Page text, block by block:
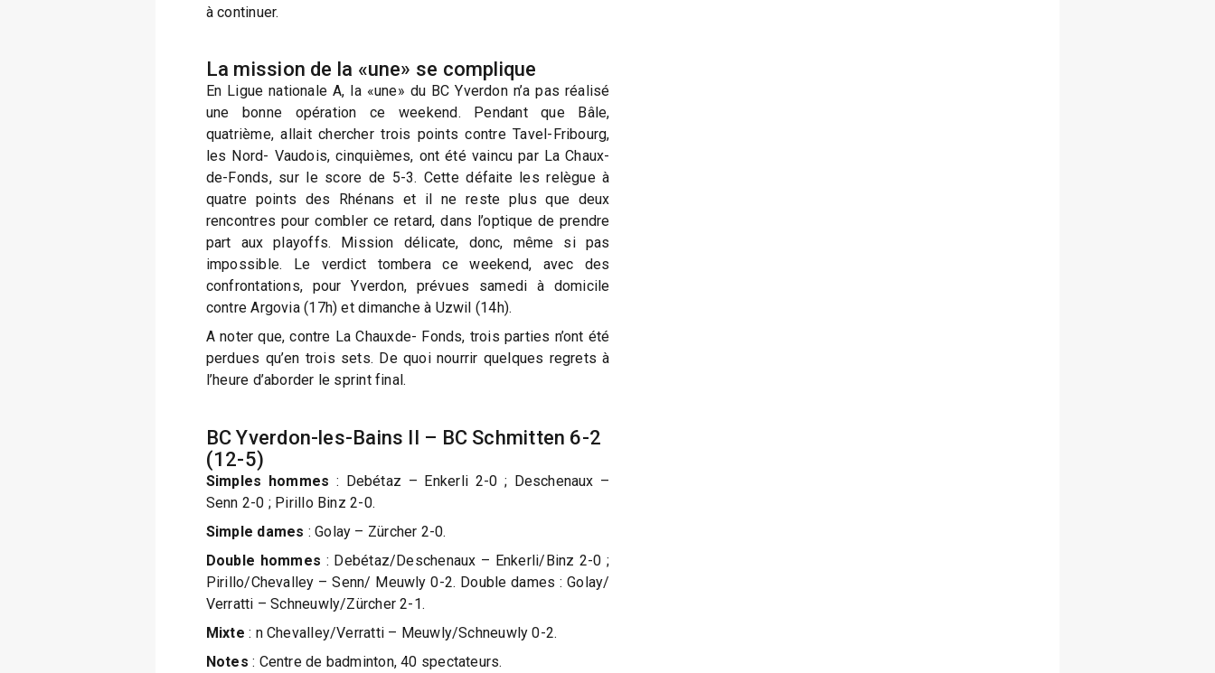
à continuer.
La mission de la «une» se complique
En Ligue nationale A, la «une» du BC Yverdon n’a pas réalisé
une bonne opération ce weekend. Pendant que Bâle,
quatrième, allait chercher trois points contre Tavel-Fribourg,
les Nord- Vaudois, cinquièmes, ont été vaincu par La Chaux-
de-Fonds, sur le score de 5-3. Cette défaite les relègue à
quatre points des Rhénans et il ne reste plus que deux
rencontres pour combler ce retard, dans l’optique de prendre
part aux playoffs. Mission délicate, donc, même si pas
impossible. Le verdict tombera ce weekend, avec des
confrontations, pour Yverdon, prévues samedi à domicile
contre Argovia (17h) et dimanche à Uzwil (14h).
A noter que, contre La Chauxde- Fonds, trois parties n’ont été
perdues qu’en trois sets. De quoi nourrir quelques regrets à
l’heure d’aborder le sprint final.
BC Yverdon-les-Bains II – BC Schmitten 6-2
(12-5)
Simples hommes : Debétaz – Enkerli 2-0 ; Deschenaux –
Senn 2-0 ; Pirillo Binz 2-0.
Simple dames : Golay – Zürcher 2-0.
Double hommes : Debétaz/Deschenaux – Enkerli/Binz 2-0 ;
Pirillo/Chevalley – Senn/ Meuwly 0-2. Double dames : Golay/
Verratti – Schneuwly/Zürcher 2-1.
Mixte : n Chevalley/Verratti – Meuwly/Schneuwly 0-2.
Notes : Centre de badminton, 40 spectateurs.